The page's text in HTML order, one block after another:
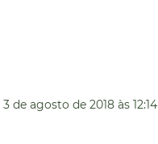
3 de agosto de 2018 às 12:14